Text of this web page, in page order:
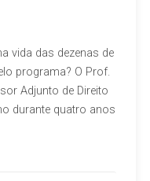
vida das dezenas de
programa? O Prof.
Adjunto de Direito
durante quatro anos